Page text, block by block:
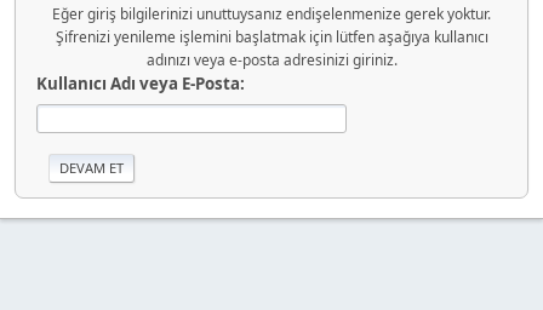
Eğer giriş bilgilerinizi unuttuysanız endişelenmenize gerek yoktur.
Şifrenizi yenileme işlemini başlatmak için lütfen aşağıya kullanıcı
adınızı veya e-posta adresinizi giriniz.
Kullanıcı Adı veya E-Posta: